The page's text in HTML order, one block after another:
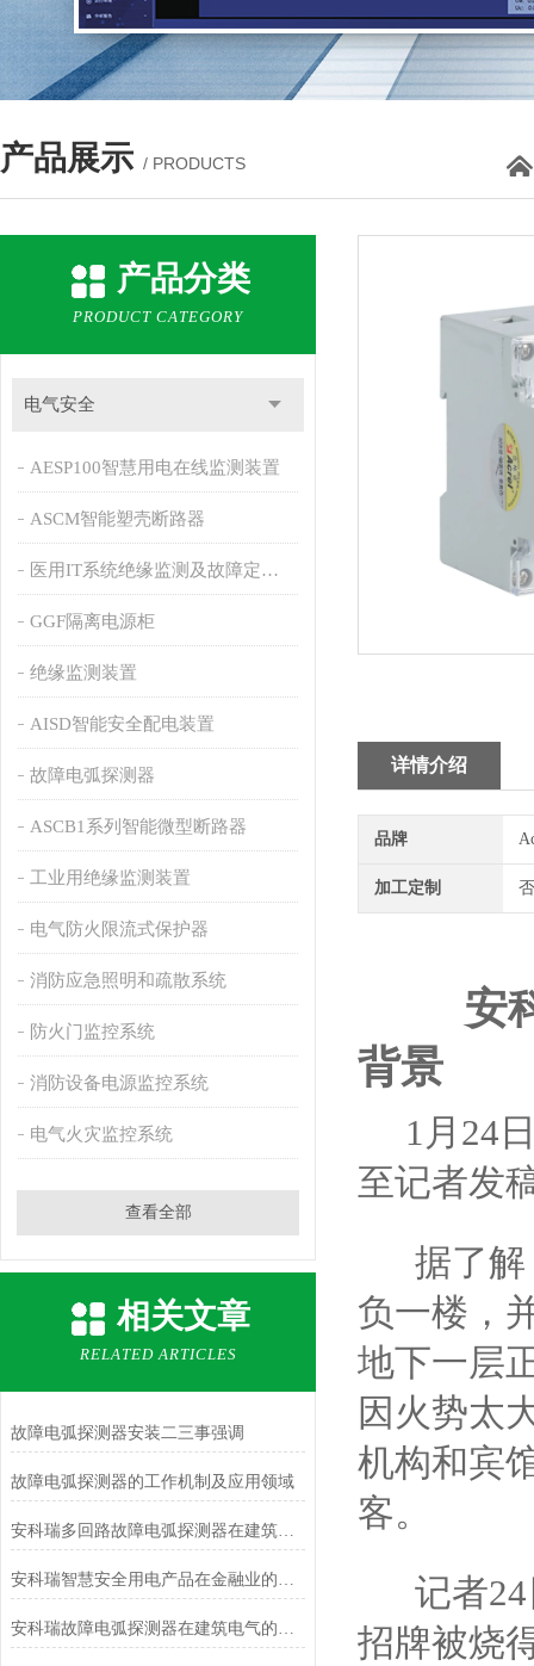
产品展示 / PRODUCTS
产品分类
PRODUCT CATEGORY
电气安全
AESP100智慧用电在线监测装置
ASCM智能塑壳断路器
医用IT系统绝缘监测及故障定位产品
GGF隔离电源柜
绝缘监测装置
AISD智能安全配电装置
故障电弧探测器
ASCB1系列智能微型断路器
工业用绝缘监测装置
电气防火限流式保护器
消防应急照明和疏散系统
防火门监控系统
消防设备电源监控系统
电气火灾监控系统
查看全部
相关文章
RELATED ARTICLES
故障电弧探测器安装二三事强调
故障电弧探测器的工作机制及应用领域
安科瑞多回路故障电弧探测器在建筑电气的设计与应用
安科瑞智慧安全用电产品在金融业的应用与分析
安科瑞故障电弧探测器在建筑电气的设计与应用
详情介绍
品牌
加工定制
安
背景
1月24日
至记者发
据了解
负一楼，
地下一层
因火势太
机构和宾
客。
记者24
招牌被烧